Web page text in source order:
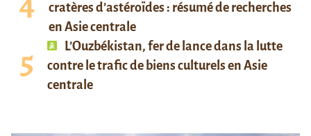
cratères d’astéroïdes : résumé de recherches
en Asie centrale
L’Ouzbékistan, fer de lance dans la lutte
contre le trafic de biens culturels en Asie
centrale